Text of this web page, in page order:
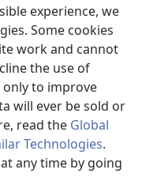
experience, we
Some cookies
work and cannot
the use of
only to improve
will ever be sold or
read the Global
Technologies.
any time by going
Society of Pennsylvania.